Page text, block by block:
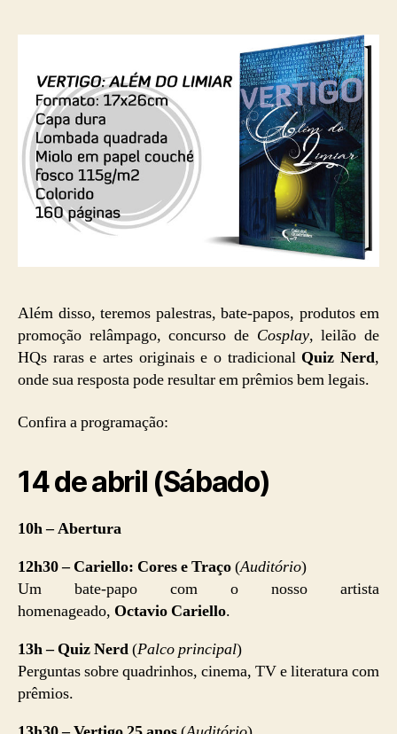
Além disso, teremos palestras, bate-papos, produtos em
promoção relâmpago, concurso de Cosplay, leilão de
HQs raras e artes originais e o tradicional Quiz Nerd,
onde sua resposta pode resultar em prêmios bem legais.
Confira a programação:
14 de abril (Sábado)
10h – Abertura
12h30 – Cariello: Cores e Traço(Auditório)
Um bate-papo com o nosso artista
homenageado, Octavio Cariello.
13h – Quiz Nerd(Palco principal)
Perguntas sobre quadrinhos, cinema, TV e literatura com
prêmios.